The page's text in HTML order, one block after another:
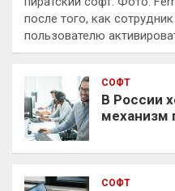
после того, как
пользователю
СОФТ
В России
механизм
СОФТ